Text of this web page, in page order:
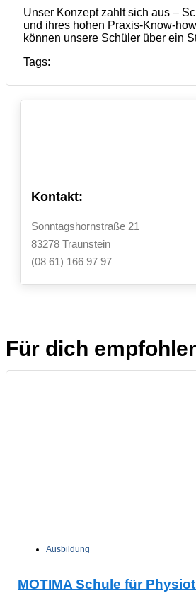
Unser Konzept zahlt sich aus –
und ihres hohen Praxis-Know-
können unsere Schüler über ein
Tags:
Kontakt:
Sonntagshornstraße 21
83278 Traunstein
(08 61) 166 97 97
Für dich
Ausbildung
MOTIMA Schule für